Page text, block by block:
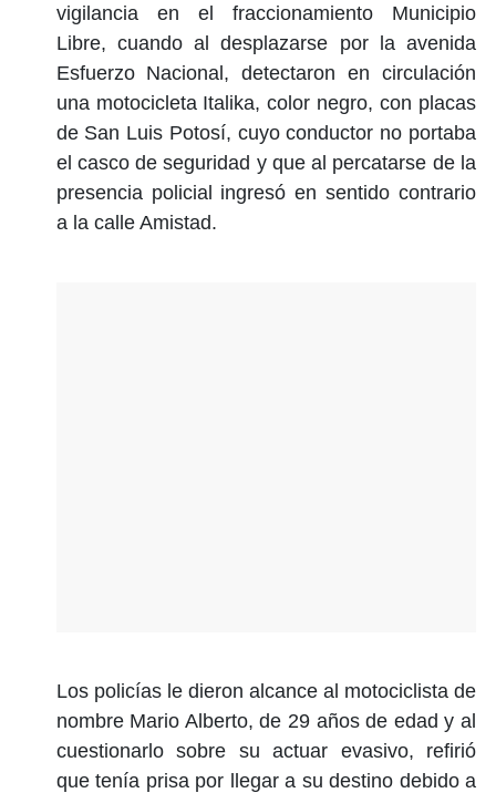
vigilancia en el fraccionamiento Municipio
Libre, cuando al desplazarse por la avenida
Esfuerzo Nacional, detectaron en circulación
una motocicleta Italika, color negro, con placas
de San Luis Potosí, cuyo conductor no portaba
el casco de seguridad y que al percatarse de la
presencia policial ingresó en sentido contrario
a la calle Amistad.
Los policías le dieron alcance al motociclista de
nombre Mario Alberto, de 29 años de edad y al
cuestionarlo sobre su actuar evasivo, refirió
que tenía prisa por llegar a su destino debido a